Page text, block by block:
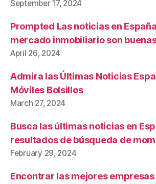
September 17, 2024
Prompted Las noticias en
mercado inmobiliario son
April 26, 2024
Admira las Últimas Noticias
Móviles Bolsillos
March 27, 2024
Busca las últimas noticias en
resultados de búsqueda de
February 29, 2024
Encontrar las mejores